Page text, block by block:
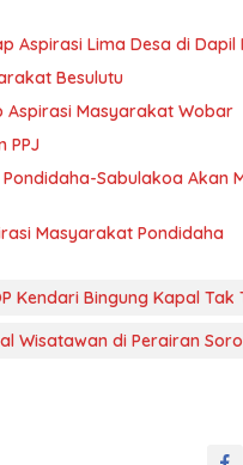
Aspirasi Lima Desa di Dapil
Besulutu
Aspirasi Masyarakat Wobar
PPJ
Sabulakoa Akan
Masyarakat Pondidaha
Kendari Bingung Kapal
Wisatawan di Perairan